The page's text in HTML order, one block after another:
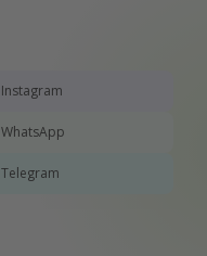
Instagram
WhatsApp
Telegram